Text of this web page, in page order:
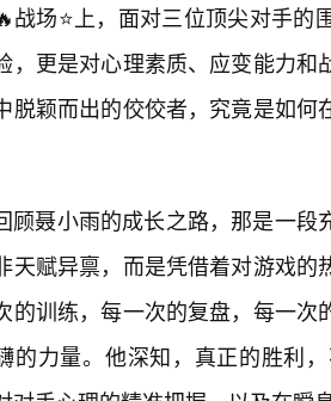
战场⭐上，面对三位顶尖对手
，更是对心理素质、应变能力
脱颖而出的佼佼者，究竟是如
顾聂小雨的成长之路，那是一
天赋异禀，而是凭借着对游戏
的训练，每一次的复盘，每一
的力量。他深知，真正的胜利